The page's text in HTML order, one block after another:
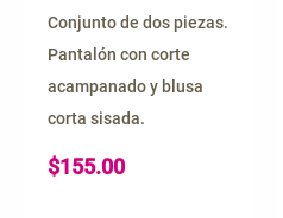
Conjunto de dos piezas.
Pantalón con corte
acampanado y blusa
corta sisada.
$155.00